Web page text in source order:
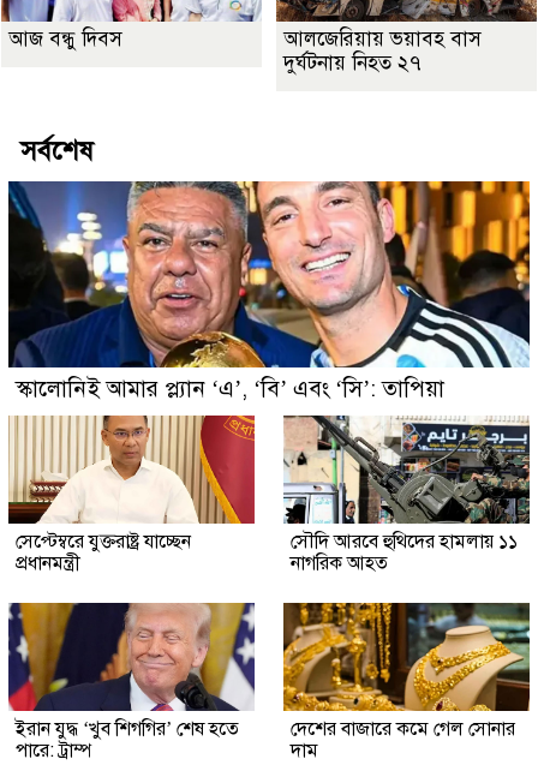
আজ বন্ধু দিবস
আলজেরিয়ায় ভয়াবহ বাস
দুর্ঘটনায় নিহত ২৭
সর্বশেষ
স্কালোনিই আমার প্ল্যান ‘এ’, ‘বি’ এবং ‘সি’: তাপিয়া
সেপ্টেম্বরে যুক্তরাষ্ট্র যাচ্ছেন
প্রধানমন্ত্রী
সৌদি আরবে হুথিদের হামলায় ১১
নাগরিক আহত
ইরান যুদ্ধ ‘খুব শিগগির’ শেষ হতে
পারে: ট্রাম্প
দেশের বাজারে কমে গেল সোনার
দাম